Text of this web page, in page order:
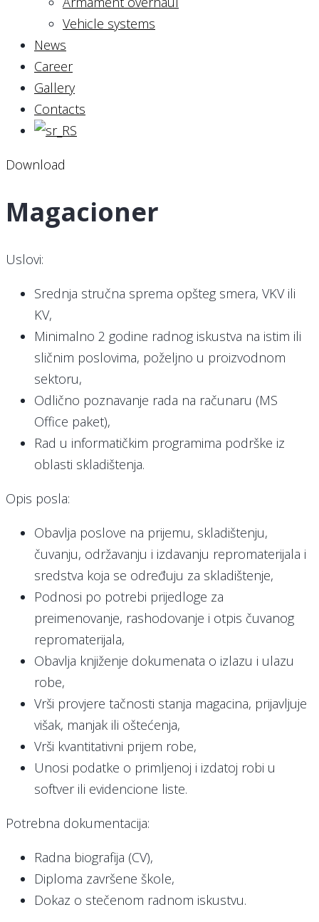
Vehicle systems
News
Career
Gallery
Contacts
Download
Magacioner
Uslovi:
Srednja stručna sprema opšteg smera, VKV ili
KV,
Minimalno 2 godine radnog iskustva na istim ili
sličnim poslovima, poželjno u proizvodnom
sektoru,
Odlično poznavanje rada na računaru (MS
Office paket),
Rad u informatičkim programima podrške iz
oblasti skladištenja.
Opis posla:
Obavlja poslove na prijemu, skladištenju,
čuvanju, održavanju i izdavanju repromaterijala i
sredstva koja se određuju za skladištenje,
Podnosi po potrebi prijedloge za
preimenovanje, rashodovanje i otpis čuvanog
repromaterijala,
Obavlja knjiženje dokumenata o izlazu i ulazu
robe,
Vrši provjere tačnosti stanja magacina, prijavljuje
višak, manjak ili oštećenja,
Vrši kvantitativni prijem robe,
Unosi podatke o primljenoj i izdatoj robi u
softver ili evidencione liste.
Potrebna dokumentacija:
Radna biografija (CV),
Diploma završene škole,
Dokaz o stečenom radnom iskustvu.